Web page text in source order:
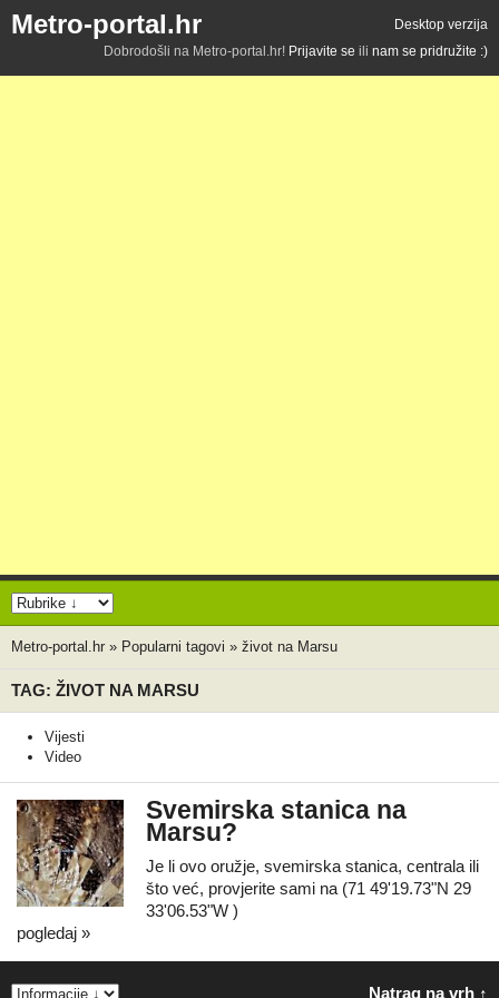
Metro-portal.hr
Desktop verzija
Dobrodošli na Metro-portal.hr! Prijavite se ili nam se pridružite :)
Metro-portal.hr » Popularni tagovi » život na Marsu
TAG: ŽIVOT NA MARSU
Vijesti
Video
Svemirska stanica na
Marsu?
Je li ovo oružje, svemirska stanica, centrala ili
što već, provjerite sami na (71 49'19.73"N 29
33'06.53"W )
pogledaj »
Natrag na vrh ↑